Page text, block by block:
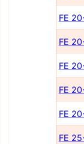
FE
FE
FE
FE
FE
FE